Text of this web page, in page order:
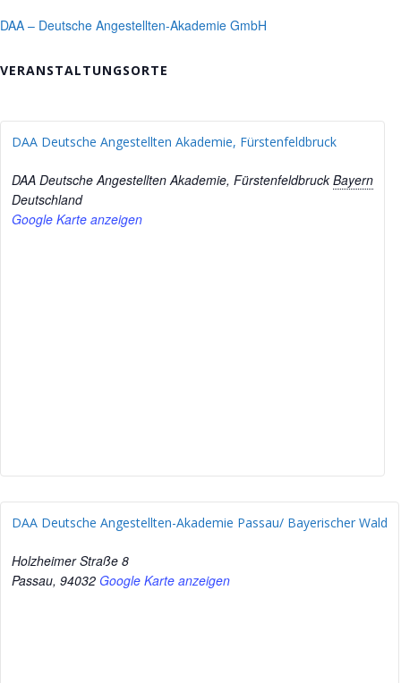
DAA – Deutsche Angestellten-Akademie GmbH
VERANSTALTUNGSORTE
DAA Deutsche Angestellten Akademie, Fürstenfeldbruck
DAA Deutsche Angestellten Akademie, Fürstenfeldbruck Bayern
Deutschland
Google Karte anzeigen
DAA Deutsche Angestellten-Akademie Passau/ Bayerischer Wald
Holzheimer Straße 8
Passau, 94032 Google Karte anzeigen